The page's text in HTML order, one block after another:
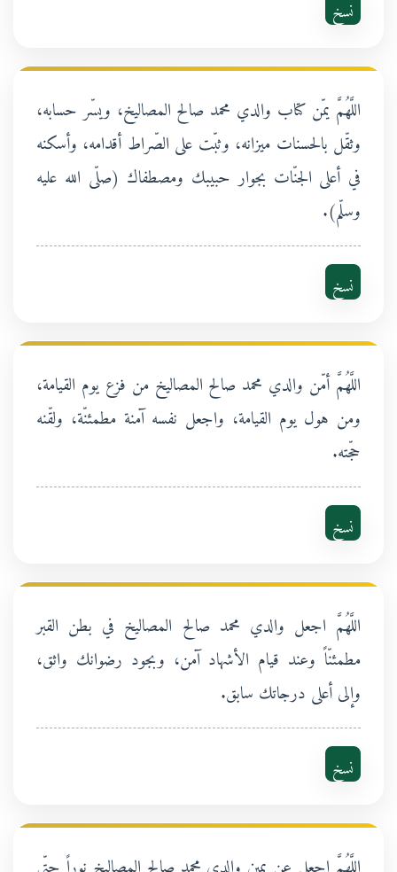
اللَّهُمَّ يمّن كتاب والدي محمد صالح المصاليخ، ويسّر حسابه،
وثقّل بالحسنات ميزانه، وثبّت على الصّراط أقدامه، وأسكنه
في أعلى الجنّات بجوار حبيبك ومصطفاك (صلّى الله عليه
وسلّم).
نسخ
اللَّهُمَّ أمّن والدي محمد صالح المصاليخ من فزع يوم القيامة،
ومن هول يوم القيامة، واجعل نفسه آمنة مطمئنّة، ولقّنه
حجّته.
نسخ
اللَّهُمَّ اجعل والدي محمد صالح المصاليخ في بطن القبر
مطمئنّاً وعند قيام الأشهاد آمن، وبجود رضوانك واثق،
وإلى أعلى درجاتك سابق.
نسخ
اللَّهُمَّ اجعل عن يمين والدي محمد صالح المصاليخ نوراً حتّى